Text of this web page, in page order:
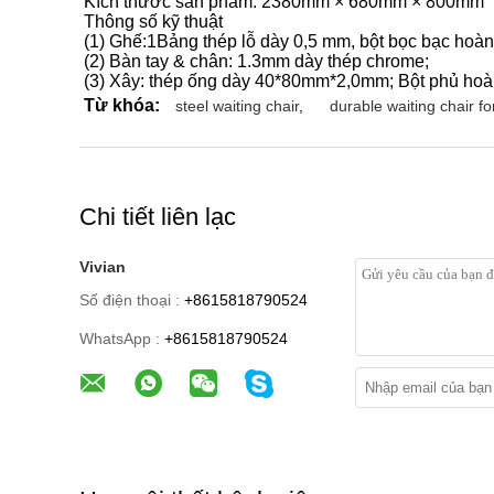
Thông số kỹ thuật
(1) Ghế:1Bảng thép lỗ dày 0,5 mm, bột bọc bạc
(2) Bàn tay & chân: 1.3mm dày thép chrome;
(3) Xây: thép ống dày 40*80mm*2,0mm; Bột phủ
Từ khóa:
steel waiting chair, durable waiting chair
Chi tiết liên lạc
Vivian
Số điện thoại : +8615818790524
WhatsApp : +8615818790524